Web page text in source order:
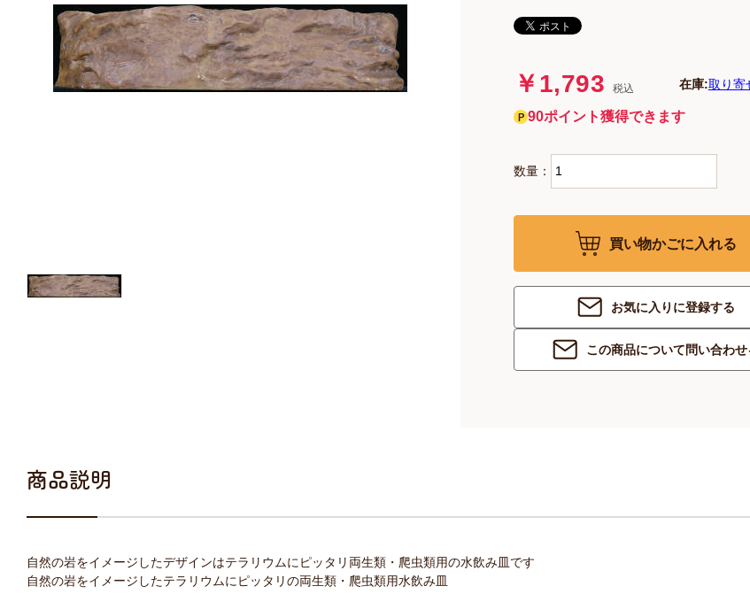
￥1,793 税込 在庫:取り寄
90ポイント獲得できます
数量：
買い物かごに入れる
お気に入りに登録する
この商品について問い合わせ
商品説明
自然の岩をイメージしたデザインはテラリウムにピッタリ両生類・爬虫類用の水飲み皿です
自然の岩をイメージしたテラリウムにピッタリの両生類・爬虫類用水飲み皿